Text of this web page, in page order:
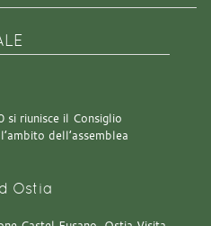
riunisce il Consiglio
dell’assemblea
Ostia